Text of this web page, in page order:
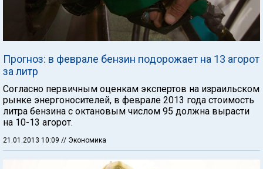
Прогноз: в феврале бензин подорожает на 13 агорот
за литр
Согласно первичным оценкам экспертов на израильском
рынке энергоносителей, в феврале 2013 года стоимость
литра бензина с октановым числом 95 должна вырасти
на 10-13 агорот.
21.01.2013 10:09 // Экономика